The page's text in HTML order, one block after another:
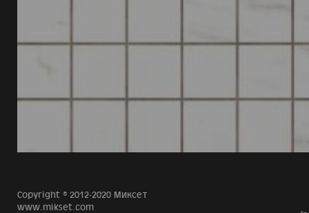
Copyright © 2012-2020 Миксет
www.mikset.com